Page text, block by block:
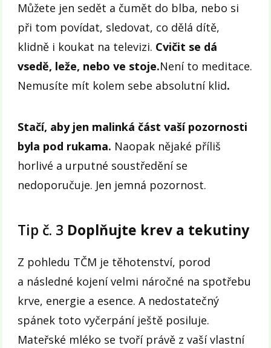
Můžete jen sedět a čumět do blba, nebo si
při tom povídat, sledovat, co dělá dítě,
klidně i koukat na televizi. Cvičit se dá
vsedě, leže, nebo ve stoje.Není to meditace.
Nemusíte mít kolem sebe absolutní klid.
Stačí, aby jen malinká část vaší pozornosti
byla pod rukama. Naopak nějaké příliš
horlivé a urputné soustředění se
nedoporučuje. Jen jemná pozornost.
Tip č. 3 Doplňujte krev a tekutiny
Z pohledu TČM je těhotenství, porod
a následné kojení velmi náročné na spotřebu
krve, energie a esence. A nedostatečný
spánek toto vyčerpání ještě posiluje.
Mateřské mléko se tvoří právě z vaší vlastní